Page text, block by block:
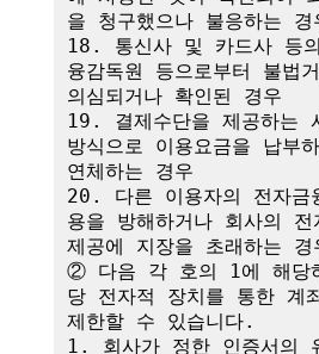
을 청구했으나 불응하는 경
18. 통신사 및 카드사 등
융감독원 등으로부터 불법
의심되거나 확인된 경우
19. 결제수단을 제공하는
방식으로 이용요금을 납부
연체하는 경우
20. 다른 이용자의 전자금
용을 방해하거나 회사의 전
제공에 지장을 초래하는 경
② 다음 각 호의 1에 해당
당 전자적 장치를 통한 계
제한할 수 있습니다.
1. 회사가 정한 인증서의